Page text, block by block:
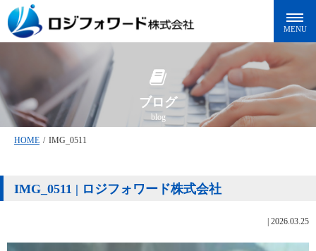
ブログ
blog
HOME / IMG_0511
IMG_0511 | ロジフォワード株式会社
2026.03.25